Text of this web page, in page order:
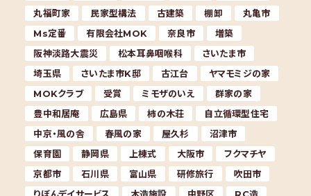
丸福町家
民家型構法 古建築 棚卸
丸亀市
Ms定番
有限会社MOK 奈良市
増築
阪神淡路大震災
松本耳鼻咽喉科
さいたま市
埼玉県
さいたま市K邸 古江台
ヤマモミジの家
MOKクラブ
受賞 ミモザのいえ
群家の家
豊中和居庵
広島県 柿の木荘
自立循環型住宅
中京・風の舎
春風の家 屋久杉
沼津市
保育園
静岡県 上棟式 大阪市
フクマチヤ
京都市
石川県 富山県 研修旅行
吹田市
りぼんデイサービス
木造施設 中野区
RC造